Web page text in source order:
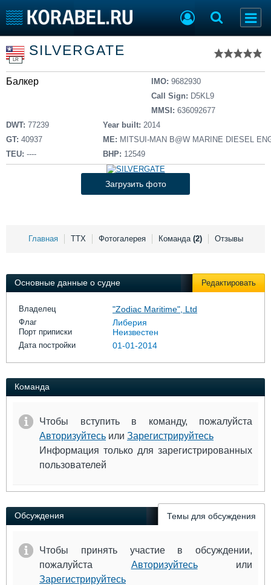
Тип судна
Добавить судно
Добавить проект
Последние 100
Пульс
Новости
Компании
Репутация
Торговая площадка
Доска объявлений
Продажа флота
Оборудование
Изделия
Материалы
Услуги
Выставки и семинары
Личности
Словарь
Галерея флота
Форум
Отзывы
Все службы
LR
SILVERGATE
Балкер IMO: 9682930
Call Sign: D5KL9
MMSI: 636092677
DWT: 77239
GT: 40937
TEU: ----
Year built: 2014
ME: MITSUI-MAN B@W MARINE DIESEL
BHP: 12549
Загрузить фото
Главная ТТХ Фотогалерея Команда (2) Отзывы
Основные данные о судне Редактировать
Владелец "Zodiac Maritime", Ltd
Флаг Либерия
Порт приписки Неизвестен
Дата постройки 01-01-2014
Команда
Чтобы вступить в команду, пожалуйста
Авторизуйтесь или Зарегистрируйтесь
Информация только для зарегистрированных
пользователей
Обсуждения Темы для обсуждения
Чтобы принять участие в обсуждении,
пожалуйста Авторизуйтесьили
Зарегистрируйтесь